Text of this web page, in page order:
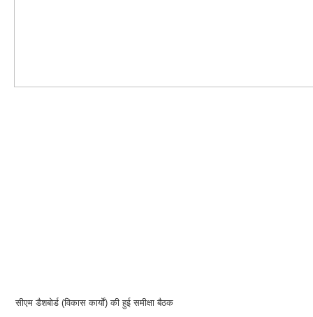
सीएम डैशबोर्ड (विकास कार्यों) की हुई समीक्षा बैठक